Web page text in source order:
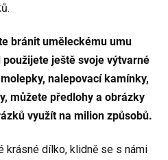
bránit uměleckému umu
ještě svoje výtvarné
nalepovací kamínky,
můžete předlohy a obrázky
využít na milion způsobů.
krásné dílko, klidně se s námi